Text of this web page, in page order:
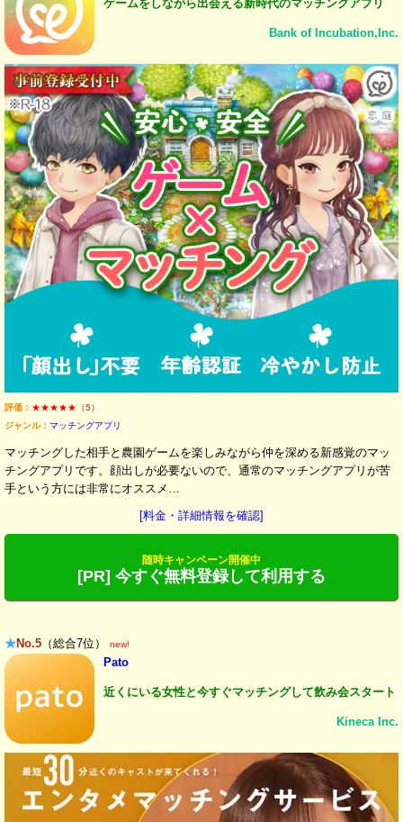
ゲームをしながら出会える新時代のマッチングアプリ
Bank of Incubation,Inc.
評価： ★★★★★（5）
ジャンル： マッチングアプリ
マッチングした相手と農園ゲームを楽しみながら仲を深める新感覚のマッ
チングアプリです。顔出しが必要ないので、通常のマッチングアプリが苦
手という方には非常にオススメ…
[料金・詳細情報を確認]
随時キャンペーン開催中
[PR] 今すぐ無料登録して利用する
★No.5 （総合7位） new!
Pato
近くにいる女性と今すぐマッチングして飲み会スタート
Kineca Inc.